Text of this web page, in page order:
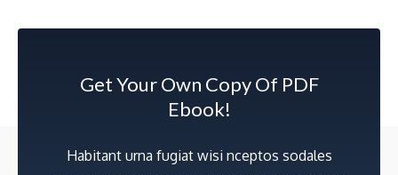
Get Your Own Copy Of PDF
Ebook!
Habitant urna fugiat wisi nceptos sodales